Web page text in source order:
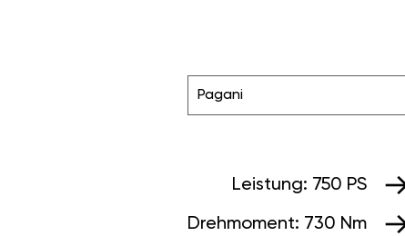
Pagani
Leistung: 750 PS
Drehmoment: 730 Nm